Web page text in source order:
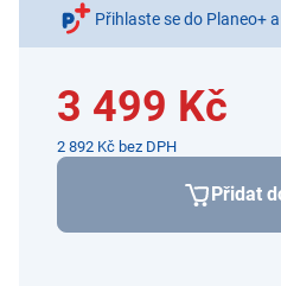
Přihlaste se do Planeo+
3 499 Kč
2 892 Kč bez DPH
Přidat